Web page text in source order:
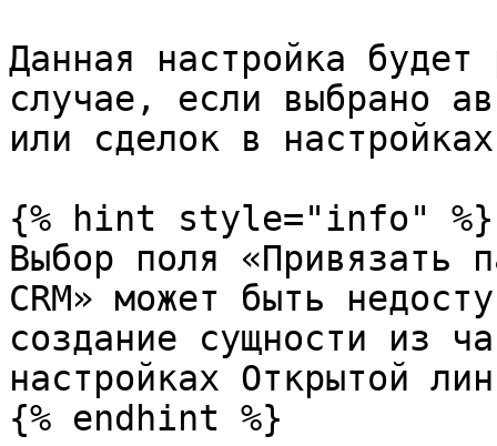
Данная настройка
случае, если выбрано
или сделок в
{% hint style="info" %}
Выбор поля «Привязать
CRM» может быть
создание сущности из
настройках Открытой
{% endhint %}